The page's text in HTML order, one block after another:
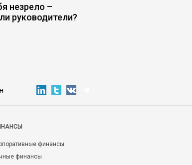
незрело –
руководители?
финансы
финансы